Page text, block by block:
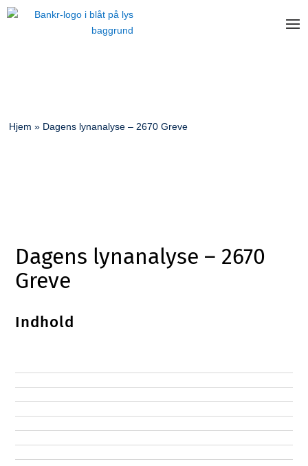
Hjem » Dagens lynanalyse – 2670 Greve
Dagens lynanalyse – 2670
Greve
Indhold